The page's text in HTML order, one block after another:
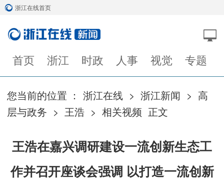
浙江在线首页
首页 浙江 时政 人事 视觉 专题
您当前的位置 ： 浙江在线 > 浙江新闻 > 高
层与政务 > 王浩 > 相关视频 正文
王浩在嘉兴调研建设一流创新生态工
作并召开座谈会强调 以打造一流创新